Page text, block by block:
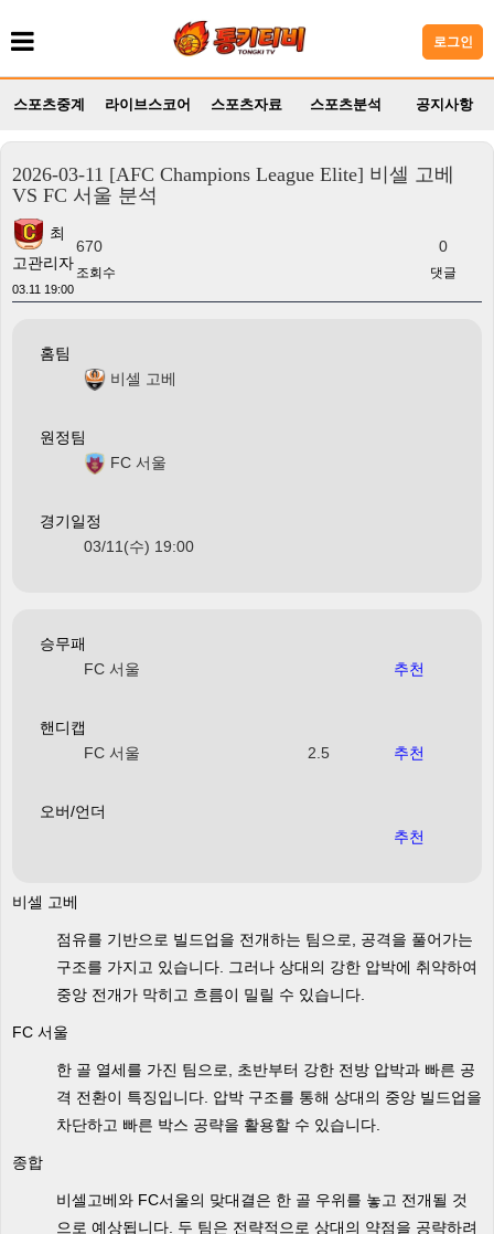
로그인
스포츠중계 라이브스코어 스포츠자료 스포츠분석 공지사항
2026-03-11 [AFC Champions League Elite] 비셀 고베
VS FC 서울 분석
최
고관리자
03.11 19:00
670
조회수
0
댓글
홈팀
비셀 고베
원정팀
FC 서울
경기일정
03/11(수) 19:00
승무패
FC 서울
추천
핸디캡
FC 서울
2.5 추천
오버/언더
추천
비셀 고베
점유를 기반으로 빌드업을 전개하는 팀으로, 공격을 풀어가는
구조를 가지고 있습니다. 그러나 상대의 강한 압박에 취약하여
중앙 전개가 막히고 흐름이 밀릴 수 있습니다.
FC 서울
한 골 열세를 가진 팀으로, 초반부터 강한 전방 압박과 빠른 공
격 전환이 특징입니다. 압박 구조를 통해 상대의 중앙 빌드업을
차단하고 빠른 박스 공략을 활용할 수 있습니다.
종합
비셀고베와 FC서울의 맞대결은 한 골 우위를 놓고 전개될 것
으로 예상됩니다. 두 팀은 전략적으로 상대의 약점을 공략하려